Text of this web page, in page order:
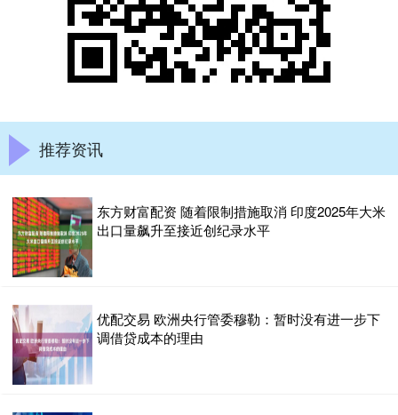
推荐资讯
东方财富配资 随着限制措施取消 印度2025年大米
出口量飙升至接近创纪录水平
优配交易 欧洲央行管委穆勒：暂时没有进一步下
调借贷成本的理由